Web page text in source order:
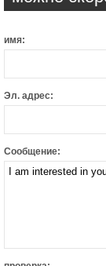
имя:
Эл. адрес:
Сообщение: